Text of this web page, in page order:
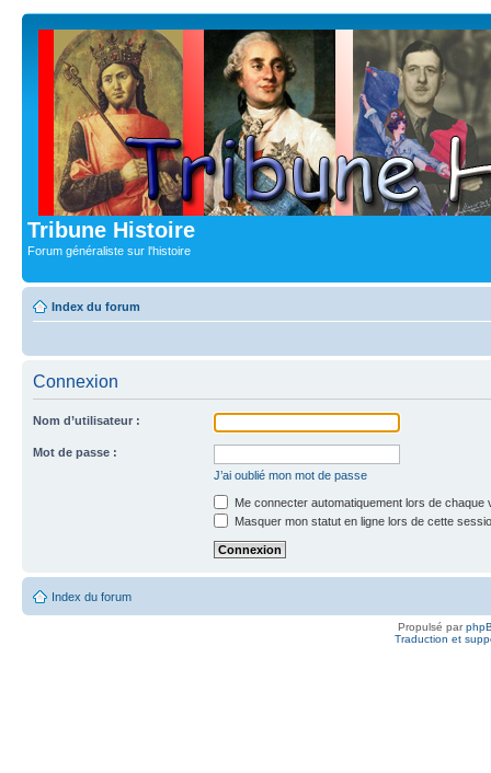
Tribune Histoire
Forum généraliste sur l'histoire
Index du forum
Connexion
Nom d’utilisateur :
Mot de passe :
J’ai oublié mon mot de passe
Me connecter automatiquement lors de chaque
Masquer mon statut en ligne lors de cette
Index du forum
Propulsé par
Traduction et